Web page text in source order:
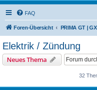
FAQ
Foren-Übersicht
Elektrik / Zündung
Neues Thema
32